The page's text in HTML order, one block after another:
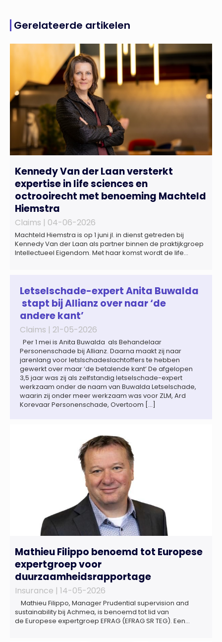
Gerelateerde artikelen
Kennedy Van der Laan versterkt
expertise in life sciences en
octrooirecht met benoeming Machteld
Hiemstra
Claims | 04-06-2026
Machteld Hiemstra is op 1 juni jl. in dienst getreden bij
Kennedy Van der Laan als partner binnen de praktijkgroep
Intellectueel Eigendom. Met haar komst wordt de life
regelgeving relevant voor de life sciences sector en de […]
Letselschade-expert Anita Buwalda
stapt bij Allianz over naar ‘de
andere kant’
Claims | 21-05-2026
Per 1 mei is Anita Buwalda als Behandelaar
Personenschade bij Allianz. Daarna maakt zij naar
jarenlang voor letslschadeslachtoffers te hebben
gewerkt over maar ‘de betalende kant’ De afgelopen
3,5 jaar was zij als zelfstandig letselschade-expert
werkzaam onder de naam van Buwalda Letselschade,
waarin zij onder meer werkzaam was voor ZLM, Ard
Korevaar Personenschade, Overtoom […]
Mathieu Filippo benoemd tot Europese
expertgroep voor
duurzaamheidsrapportage
Insurance | 14-05-2026
Mathieu Filippo, Manager Prudential supervision and
sustainability bij Achmea, is benoemd tot lid van
de Europese expertgroep EFRAG (EFRAG SR TEG). Een